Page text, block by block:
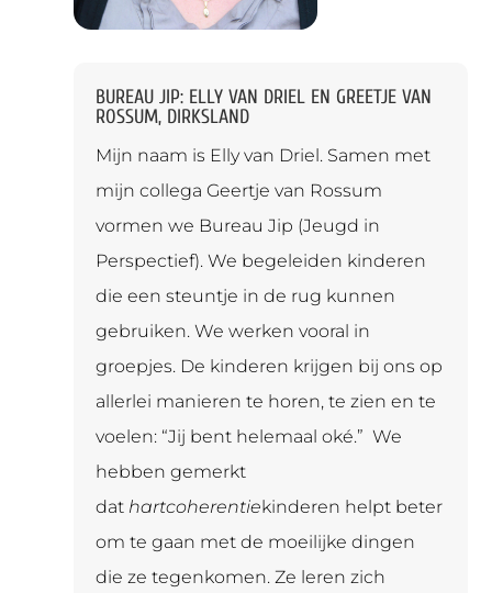
BUREAU JIP: ELLY VAN DRIEL EN GREETJE VAN
ROSSUM, DIRKSLAND
Mijn naam is Elly van Driel. Samen met
mijn collega Geertje van Rossum
vormen we Bureau Jip (Jeugd in
Perspectief). We begeleiden kinderen
die een steuntje in de rug kunnen
gebruiken. We werken vooral in
groepjes. De kinderen krijgen bij ons op
allerlei manieren te horen, te zien en te
voelen: “Jij bent helemaal oké.” We
hebben gemerkt
dat hartcoherentiekinderen helpt beter
om te gaan met de moeilijke dingen
die ze tegenkomen. Ze leren zich